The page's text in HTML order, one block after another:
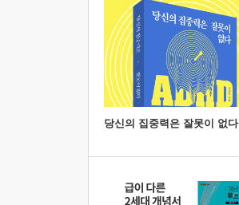
당신의 집중력은 잘못이 없다